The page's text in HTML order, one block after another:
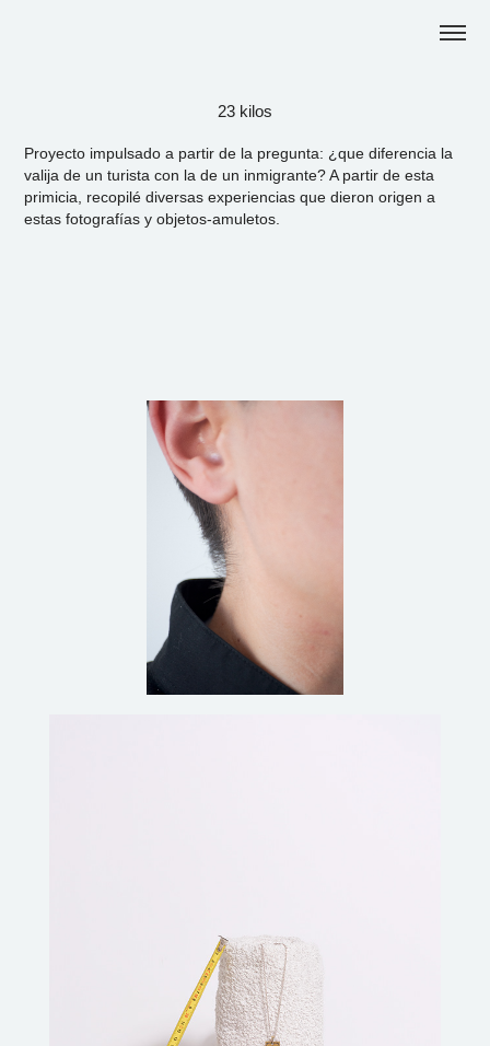
23 kilos
Proyecto impulsado a partir de la pregunta: ¿que diferencia la
valija de un turista con la de un inmigrante? A partir de esta
primicia, recopilé diversas experiencias que dieron origen a
estas fotografías y objetos-amuletos.